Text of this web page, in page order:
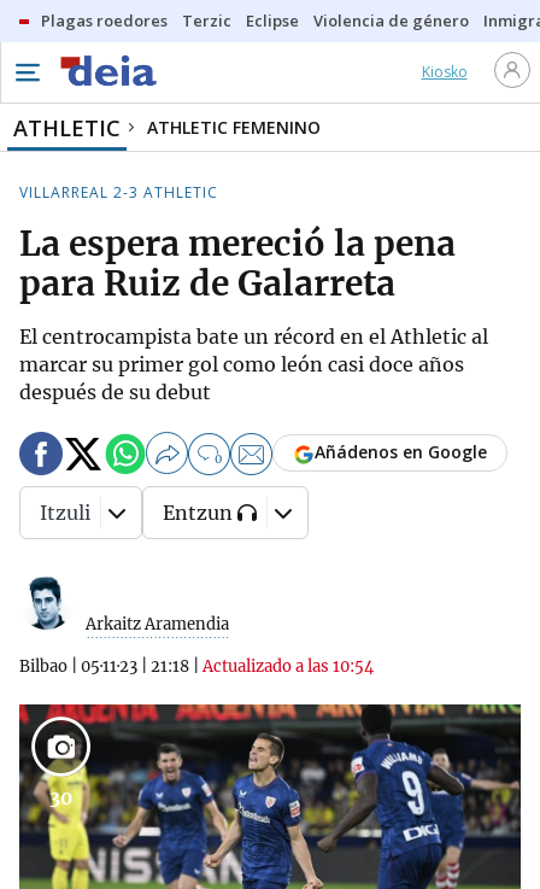
Plagas roedores Terzic Eclipse Violencia de género
Kiosko
ATHLETIC ATHLETIC FEMENINO
VILLARREAL 2-3 ATHLETIC
La espera mereció la pena
para Ruiz de Galarreta
El centrocampista bate un récord en el Athletic al
marcar su primer gol como león casi doce años
después de su debut
Arkaitz Aramendia
Bilbao 05·11·23 21:18 |Actualizado a las 10:54
0 Añádenos en Google
Itzuli Entzun
30